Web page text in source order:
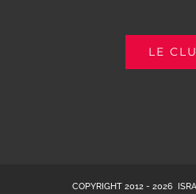
LE
COPYRIGHT 2012 - 2026